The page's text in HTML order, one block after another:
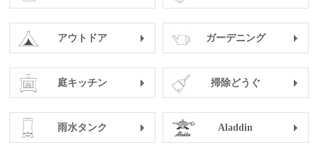
アウトドア ガーデニング
庭キッチン 掃除どうぐ
雨水タンク Aladdin